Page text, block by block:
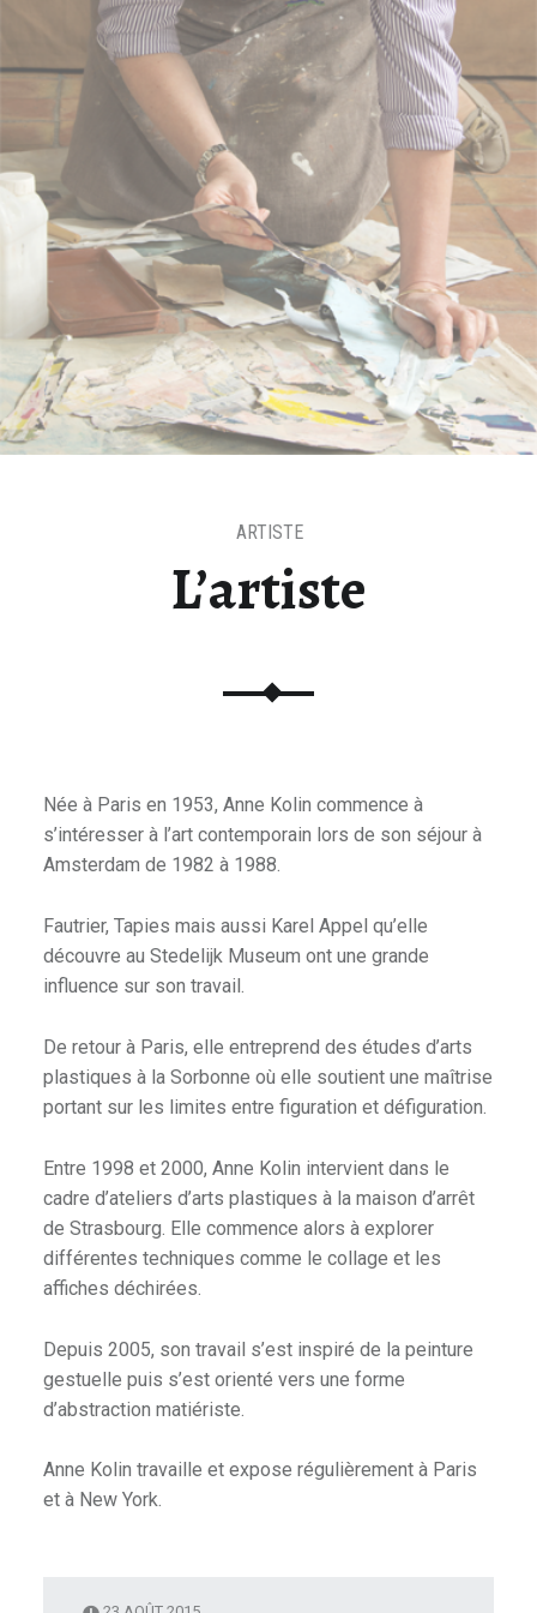
L’artiste
ARTISTE
Née à Paris en 1953, Anne Kolin commence à
s’intéresser à l’art contemporain lors de son séjour à
Amsterdam de 1982 à 1988.
Fautrier, Tapies mais aussi Karel Appel qu’elle
découvre au Stedelijk Museum ont une grande
influence sur son travail.
De retour à Paris, elle entreprend des études d’arts
plastiques à la Sorbonne où elle soutient une maîtrise
portant sur les limites entre figuration et défiguration.
Entre 1998 et 2000, Anne Kolin intervient dans le
cadre d’ateliers d’arts plastiques à la maison d’arrêt
de Strasbourg. Elle commence alors à explorer
différentes techniques comme le collage et les
affiches déchirées.
Depuis 2005, son travail s’est inspiré de la peinture
gestuelle puis s’est orienté vers une forme
d’abstraction matiériste.
Anne Kolin travaille et expose régulièrement à Paris
et à New York.